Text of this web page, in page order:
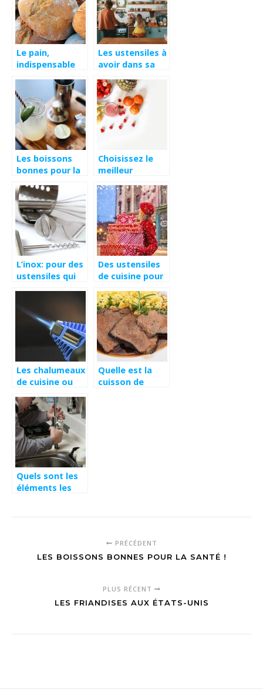
Le pain,
indispensable
Français !
Les ustensiles à
avoir dans sa
Les boissons
bonnes pour la
Choisissez le
meilleur
jus!
L’inox: pour des
ustensiles qui
Des ustensiles
de cuisine pour
Noel
Les chalumeaux
de cuisine ou
les plats plus
vite
Quelle est la
cuisson de
Quels sont les
éléments les
PRÉCÉDENT
LES BOISSONS BONNES POUR LA SANTÉ !
PLUS RÉCENT
LES FRIANDISES AUX ÉTATS-UNIS